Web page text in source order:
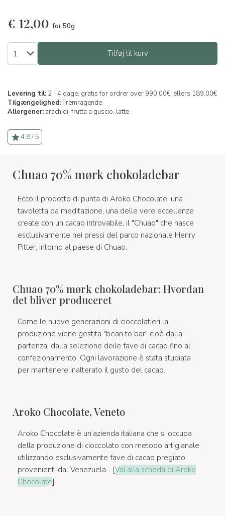
€ 12,00 for 50g
Tilføj til kurv
Levering til: 2 - 4 dage, gratis for ordrer over 990,00€, ellers 189,00€
Tilgængelighed: Fremragende
Allergener: arachidi,frutta a guscio, latte
4.8 / 5
Chuao 70% mørk chokoladebar
Ecco il prodotto di punta di Aroko Chocolate: una
tavoletta da meditazione, una delle vere eccellenze
create con un cacao introvabile, il "Chuao" che nasce
esclusivamente nei pressi del parco nazionale Henry
Pitter, intorno al paese di Chuao.
Chuao 70% mørk chokoladebar: Hvordan
det bliver produceret
Come le nuove generazioni di cioccolatieri la
produzione viene gestita "bean to bar" cioè dalla
partenza, dalla selezione deile fave di cacao fino al
confezionamento. Ogni lavorazione è stata studiata
per mantenere inalterato il gusto del cacao.
Aroko Chocolate, Veneto
Aroko Chocolate è un’azienda italiana che si occupa
della produzione di cioccolato con metodo artigianale,
utilizzando esclusivamente fave di cacao pregiato
provenienti dal Venezuela... [Vai alla scheda di Aroko
Chocolate]